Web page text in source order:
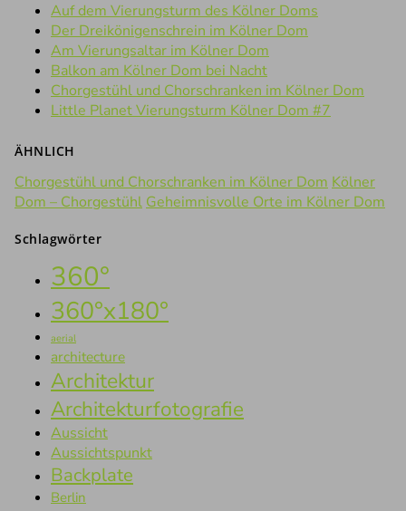
Auf dem Vierungsturm des Kölner Doms
Der Dreikönigenschrein im Kölner Dom
Am Vierungsaltar im Kölner Dom
Balkon am Kölner Dom bei Nacht
Chorgestühl und Chorschranken im Kölner Dom
Little Planet Vierungsturm Kölner Dom #7
ÄHNLICH
Chorgestühl und Chorschranken im Kölner Dom Kölner
Dom – Chorgestühl Geheimnisvolle Orte im Kölner Dom
Schlagwörter
360°
360°x180°
aerial
architecture
Architektur
Architekturfotografie
Aussicht
Aussichtspunkt
Backplate
Berlin